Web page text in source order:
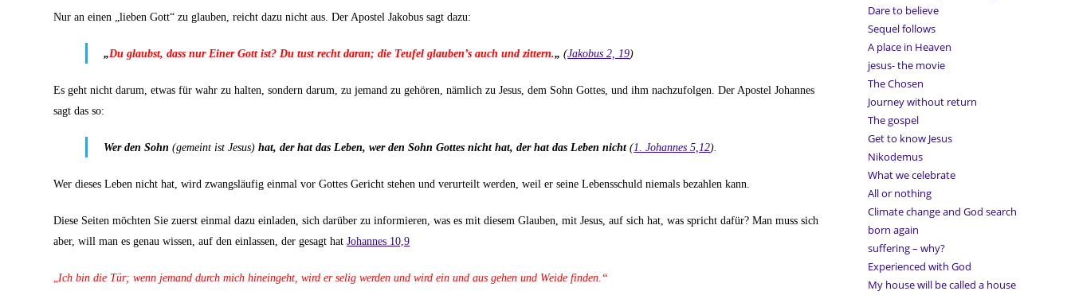
Nur an einen „lieben Gott“ zu glauben, reicht dazu nicht aus. Der Apostel Jakobus sagt dazu:
„Du glaubst, dass nur Einer Gott ist? Du tust recht daran; die Teufel glauben’s auch und zittern.„ (Jakobus 2, 19)
Es geht nicht darum, etwas für wahr zu halten, sondern darum, zu jemand zu gehören, nämlich zu Jesus, dem Sohn Gottes, und ihm nachzufolgen. Der Apostel Johannes
sagt das so:
Wer den Sohn (gemeint ist Jesus)hat, der hat das Leben, wer den Sohn Gottes nicht hat, der hat das Leben nicht(1. Johannes 5,12).
Wer dieses Leben nicht hat, wird zwangsläufig einmal vor Gottes Gericht stehen und verurteilt werden, weil er seine Lebensschuld niemals bezahlen kann.
Diese Seiten möchten Sie zuerst einmal dazu einladen, sich darüber zu informieren, was es mit diesem Glauben, mit Jesus, auf sich hat, was spricht dafür? Man muss sich
aber, will man es genau wissen, auf den einlassen, der gesagt hatJohannes 10,9
„Ich bin die Tür; wenn jemand durch mich hineingeht, wird er selig werden und wird ein und aus gehen und Weide finden.“
Dare to believe
Sequel follows
A place in Heaven
jesus- the movie
The Chosen
Journey without return
The gospel
Get to know Jesus
Nikodemus
What we celebrate
All or nothing
Climate change and God search
born again
suffering – why?
Experienced with God
My house will be called a house